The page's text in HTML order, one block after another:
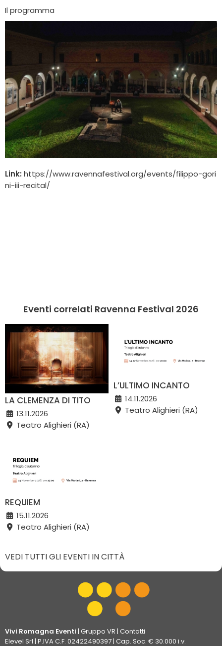
Il programma
Link: https://www.ravennafestival.org/events/filippo-gori
ni-iii-recital/
Eventi correlati Ravenna Festival 2026
LA CLEMENZA DI TITO
13.11.2026
Teatro Alighieri (RA)
L’ULTIMO INCANTO
14.11.2026
Teatro Alighieri (RA)
REQUIEM
15.11.2026
Teatro Alighieri (RA)
VEDI TUTTI GLI EVENTI IN CITTÀ
Vivi Romagna Eventi | Gruppo VR | Contatti
Elevel Srl | P.IVA C.F. 02422490397 | Cap. Soc. € 30.000 i.v.